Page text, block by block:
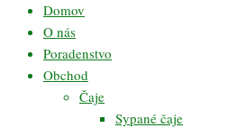
Domov
O nás
Poradenstvo
Obchod
Čaje
Sypané čaje